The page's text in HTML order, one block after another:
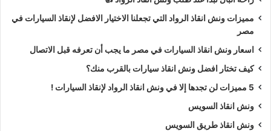
مميزات ونش انقاذ الرواد التي تجعلنا الاختيار الافضل لإنقاذ السيارات في
مصر
اسعار ونش انقاذ السيارات في مصر ما يجب أن تعرفه قبل الاتصال
كيف تختار افضل ونش انقاذ سيارات بالقرب منك؟
5 مميزات لن تجدها إلا في ونش انقاذ الرواد لإنقاذ السيارات !
ونش انقاذ السويس
ونش انقاذ طريق السويس